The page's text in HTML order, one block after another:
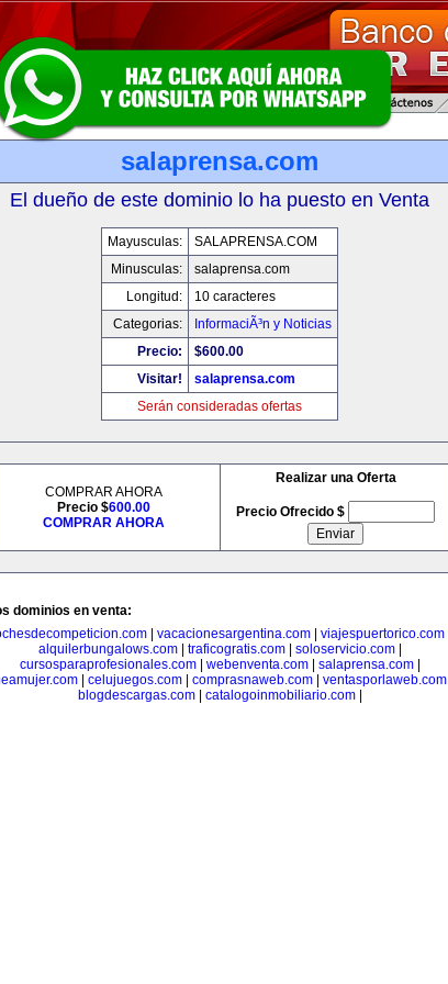
salaprensa.com
El dueño de este dominio lo ha puesto en Venta
Mayusculas:
SALAPRENSA.COM
Minusculas:
salaprensa.com
Longitud:
10 caracteres
Categorias:
InformaciÃ³n y Noticias
Precio:
$600.00
Visitar!
salaprensa.com
Serán consideradas ofertas
COMPRAR AHORA
Precio $600.00
COMPRAR AHORA
Realizar una Oferta
Precio Ofrecido $
dominios en venta:
vacacionesargentina.com viajespuertorico.com
alquilerbungalows.com| traficogratis.com| soloservicio.com|
cursosparaprofesionales.com| webenventa.com| salaprensa.com|
| celujuegos.com| comprasnaweb.com| ventasporlaweb.com|
blogdescargas.com| catalogoinmobiliario.com|